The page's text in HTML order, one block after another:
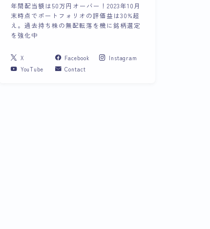
年間配当額は50万円オーバー！2023年10月
末時点でポートフォリオの評価益は30%超
え。過去持ち株の無配転落を機に銘柄選定
を強化中
X Facebook
Instagram
YouTube
Contact